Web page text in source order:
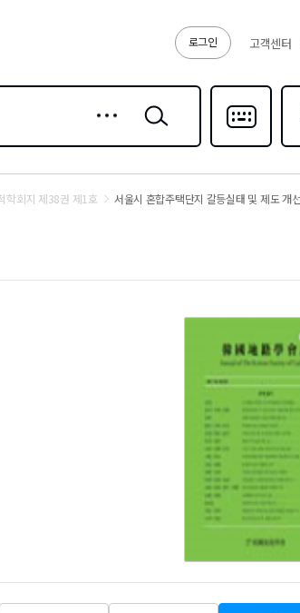
로그인 고객센터
검색
다국어입력
즐
학회지 제38권 제1호 서울시 혼합주택단지 갈등실태 및 제도 개